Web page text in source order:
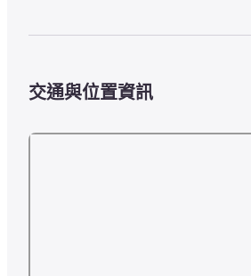
交通與位置資訊